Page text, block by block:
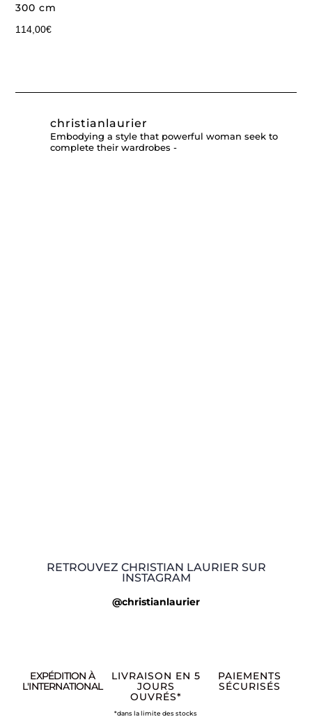
300 cm
114,00€
christianlaurier
Embodying a style that powerful woman seek to
complete their wardrobes -
RETROUVEZ CHRISTIAN LAURIER SUR
INSTAGRAM
@christianlaurier
EXPÉDITION À
L'INTERNATIONAL
LIVRAISON EN 5
JOURS
OUVRÉS*
*dans la limite des stocks
PAIEMENTS
SÉCURISÉS